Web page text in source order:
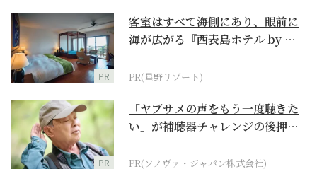
PR
客室はすべて海側にあり、眼前に
海が広がる『西表島ホテル by 星
PR(星野リゾート)
PR
「ヤブサメの声をもう一度聴きた
い」が補聴器チャレンジの後押し
PR(ソノヴァ・ジャパン株式会社)